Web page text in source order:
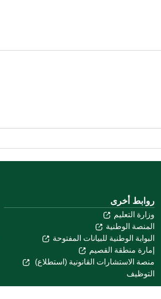
روابط أخرى
وزارة التعليم
المنصة الوطنية
البوابة الوطنية للبيانات المفتوحة
إمارة منطقة القصيم
منصة الاستشارات القانونية (استطلاع)
التوظيف